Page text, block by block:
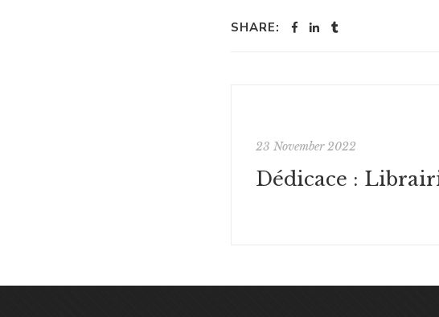
SHARE:
23 November 2022